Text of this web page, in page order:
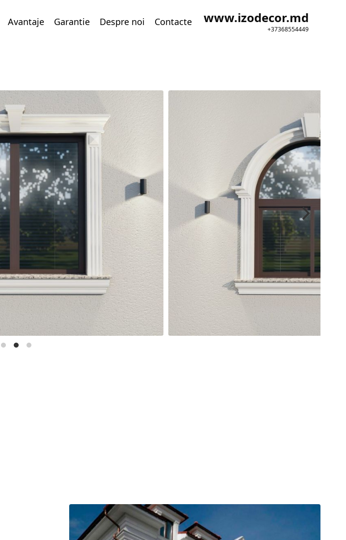
Avantaje Garantie Despre noi Contacte www.izodecor.md
+37368554449